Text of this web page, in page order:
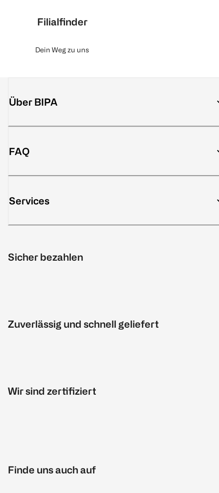
Filialfinder
Dein Weg zu uns
Über BIPA
FAQ
Services
Sicher bezahlen
Zuverlässig und schnell geliefert
Wir sind zertifiziert
Finde uns auch auf